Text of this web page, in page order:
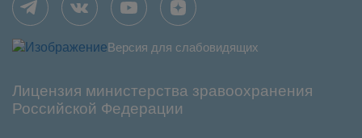
Версия для слабовидящих
Лицензия министерства зравоохранения
Российской Федерации